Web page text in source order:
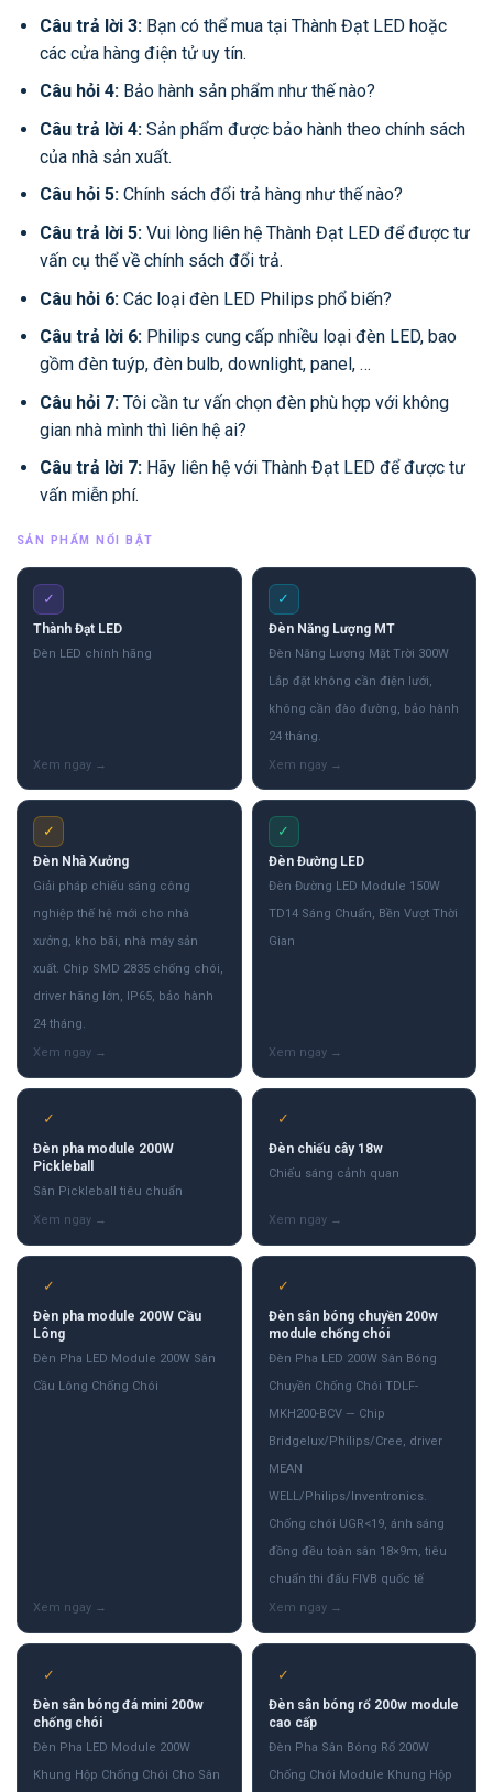
Câu trả lời 3:Bạn có thể mua tại Thành Đạt LED hoặc
các cửa hàng điện tử uy tín.
Câu hỏi 4:Bảo hành sản phẩm như thế nào?
Câu trả lời 4:Sản phẩm được bảo hành theo chính sách
của nhà sản xuất.
Câu hỏi 5:Chính sách đổi trả hàng như thế nào?
Câu trả lời 5:Vui lòng liên hệ Thành Đạt LED để được tư
vấn cụ thể về chính sách đổi trả.
Câu hỏi 6:Các loại đèn LED Philips phổ biến?
Câu trả lời 6:Philips cung cấp nhiều loại đèn LED, bao
gồm đèn tuýp, đèn bulb, downlight, panel, …
Câu hỏi 7:Tôi cần tư vấn chọn đèn phù hợp với không
gian nhà mình thì liên hệ ai?
Câu trả lời 7:Hãy liên hệ với Thành Đạt LED để được tư
vấn miễn phí.
SẢN PHẨM NỔI BẬT
✓
Thành Đạt LED
Đèn LED chính hãng
✓
Đèn Năng Lượng MT
Đèn Năng Lượng Mặt Trời 300W
Lắp đặt không cần điện lưới,
không cần đào đường, bảo hành
24 tháng.
✓
Đèn Nhà Xưởng
Giải pháp chiếu sáng công
nghiệp thế hệ mới cho nhà
xưởng, kho bãi, nhà máy sản
xuất. Chip SMD 2835 chống chói,
driver hãng lớn, IP65, bảo hành
24 tháng.
✓
Đèn Đường LED
Đèn Đường LED Module 150W
TD14 Sáng Chuẩn, Bền Vượt Thời
Gian
✓
Đèn pha module 200W
Pickleball
Sân Pickleball tiêu chuẩn
✓
Đèn chiếu cây 18w
Chiếu sáng cảnh quan
✓
Đèn pha module 200W Cầu
Lông
Đèn Pha LED Module 200W Sân
Cầu Lông Chống Chói
✓
Đèn sân bóng chuyền 200w
module chống chói
Đèn Pha LED 200W Sân Bóng
Chuyền Chống Chói TDLF-
MKH200-BCV — Chip
Bridgelux/Philips/Cree, driver
MEAN
WELL/Philips/Inventronics.
Chống chói UGR<19, ánh sáng
đồng đều toàn sân 18×9m, tiêu
chuẩn thi đấu FIVB quốc tế
✓
Đèn sân bóng đá mini 200w
chống chói
Đèn Pha LED Module 200W
Khung Hộp Chống Chói Cho Sân
✓
Đèn sân bóng rổ 200w module
cao cấp
Đèn Pha Sân Bóng Rổ 200W
Chống Chói Module Khung Hộp